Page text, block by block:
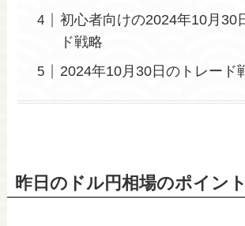
初心者向けの2024年10月30
ド戦略
2024年10月30日のトレード
昨日のドル円相場のポイント